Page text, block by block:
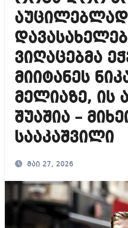
აუცილებლად
ვიღაცებმა
მიიტანეს
მელიაზე, ის
შუაშია –
სააკაშვილი
მაი 27, 2026